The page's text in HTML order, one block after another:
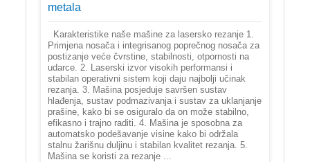
metala
Karakteristike naše mašine za lasersko rezanje 1.
Primjena nosača i integrisanog poprečnog nosača za
postizanje veće čvrstine, stabilnosti, otpornosti na
udarce. 2. Laserski izvor visokih performansi i
stabilan operativni sistem koji daju najbolji učinak
rezanja. 3. Mašina posjeduje savršen sustav
hlađenja, sustav podmazivanja i sustav za uklanjanje
prašine, kako bi se osiguralo da on može stabilno,
efikasno i trajno raditi. 4. Mašina je sposobna za
automatsko podešavanje visine kako bi održala
stalnu žarišnu duljinu i stabilan kvalitet rezanja. 5.
Mašina se koristi za rezanje ...